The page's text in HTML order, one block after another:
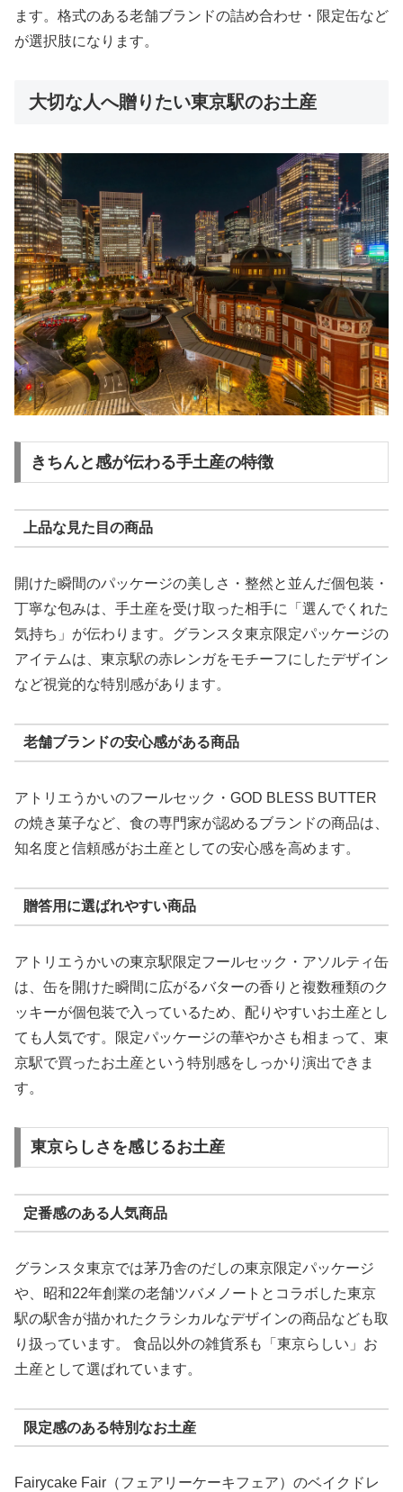
ます。格式のある老舗ブランドの詰め合わせ・限定缶など
が選択肢になります。
大切な人へ贈りたい東京駅のお土産
きちんと感が伝わる手土産の特徴
上品な見た目の商品
開けた瞬間のパッケージの美しさ・整然と並んだ個包装・
丁寧な包みは、手土産を受け取った相手に「選んでくれた
気持ち」が伝わります。グランスタ東京限定パッケージの
アイテムは、東京駅の赤レンガをモチーフにしたデザイン
など視覚的な特別感があります。
老舗ブランドの安心感がある商品
アトリエうかいのフールセック・GOD BLESS BUTTER
の焼き菓子など、食の専門家が認めるブランドの商品は、
知名度と信頼感がお土産としての安心感を高めます。
贈答用に選ばれやすい商品
アトリエうかいの東京駅限定フールセック・アソルティ缶
は、缶を開けた瞬間に広がるバターの香りと複数種類のク
ッキーが個包装で入っているため、配りやすいお土産とし
ても人気です。限定パッケージの華やかさも相まって、東
京駅で買ったお土産という特別感をしっかり演出できま
す。
東京らしさを感じるお土産
定番感のある人気商品
グランスタ東京では茅乃舎のだしの東京限定パッケージ
や、昭和22年創業の老舗ツバメノートとコラボした東京
駅の駅舎が描かれたクラシカルなデザインの商品なども取
り扱っています。 食品以外の雑貨系も「東京らしい」お
土産として選ばれています。
限定感のある特別なお土産
Fairycake Fair（フェアリーケーキフェア）のベイクドレ